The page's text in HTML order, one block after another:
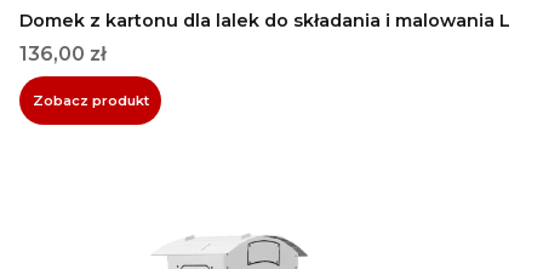
Domek z kartonu dla lalek do składania i malowania L
Cena
136,00 zł
Zobacz produkt